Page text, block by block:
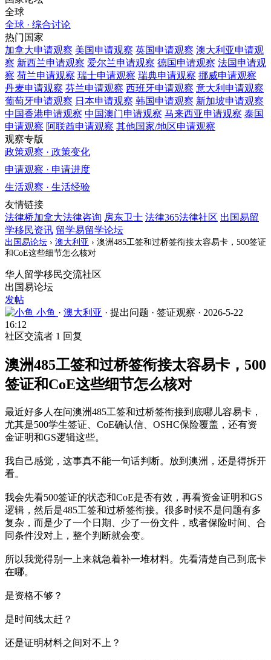
全球
全球 · 综合讨论
热门国家
加拿大申请观察 美国申请观察 英国申请观察 澳大利亚申请观
察 新西兰申请观察 爱尔兰申请观察 德国申请观察 法国申请观
察 荷兰申请观察 瑞士申请观察 瑞典申请观察 挪威申请观察
丹麦申请观察 芬兰申请观察 西班牙申请观察 意大利 申请观察
葡萄牙申请观察 日本申请观察 韩国申请观察 新加坡申请观察
中国香港申请观察 中国澳门申请观察 马来西亚申请观察 泰国
申请观察 阿联酋申请观察 其他国家/地区申请观察
观察专版
政策观察 · 政策变化
申请观察 · 申请进度
生活观察 · 生活经验
友情链接
法律桥加拿大法律咨询 房东卫士 法律365法律社区 出国易留
学移民资讯 留学易留学论坛
出国易论坛 › 澳大利亚 › 澳洲485工签和过桥签衔接太容易卡，500签证
和CoE这些细节怎么核对
华人留学移民交流社区
出国易论坛
发帖
小鱼 · 澳大利亚 · 提出问题 · 签证观察 · 2026-5-22
16:12
社区交流者 1 回复
澳洲485工签和过桥签衔接太容易卡，500
签证和CoE这些细节怎么核对
最近好多人在问澳洲485工签和过桥签衔接到底哪儿容易卡，
尤其是500学生签证、CoE确认信、OSHC保险覆盖，还有资
金证明和GS逻辑这些。
我自己感觉，这事真不能一句话判断。放到澳洲，还是得拆开
看。
我会先看500签证的状态和CoE是否有效，再看资金证明和GS
逻辑，然后是485工签和过桥签衔接。很多时候不是问题有多
复杂，而是少了一个日期、少了一份文件，或者保险时间、合
同条件没对上，整个判断就会变。
所以我觉得别一上来就急着补一堆材料。先看清楚自己到底卡
在哪。
是资格不够？
是时间线太赶？
还是证明材料之间对不上？